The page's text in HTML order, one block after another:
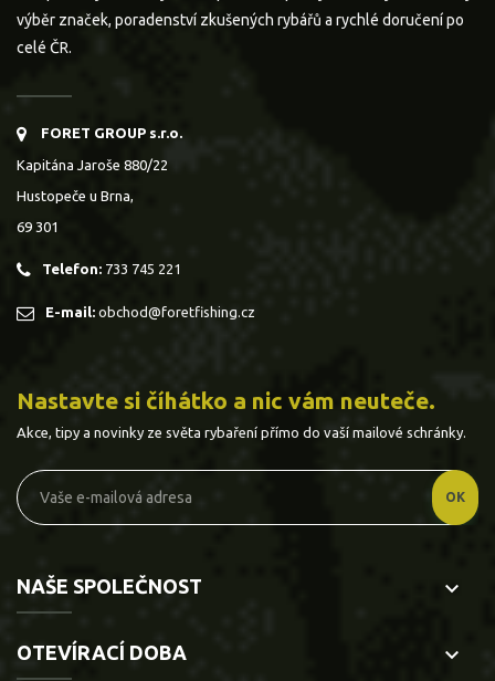
výběr značek, poradenství zkušených rybářů a rychlé doručení po
celé ČR.
FORET GROUP s.r.o.
Kapitána Jaroše 880/22
Hustopeče u Brna,
69 301
Telefon: 733 745 221
E-mail: obchod@foretfishing.cz
Nastavte si číhátko a nic vám neuteče.
Akce, tipy a novinky ze světa rybaření přímo do vaší mailové schránky.
NAŠE SPOLEČNOST keyboard_arrow_down
OTEVÍRACÍ DOBA keyboard_arrow_down